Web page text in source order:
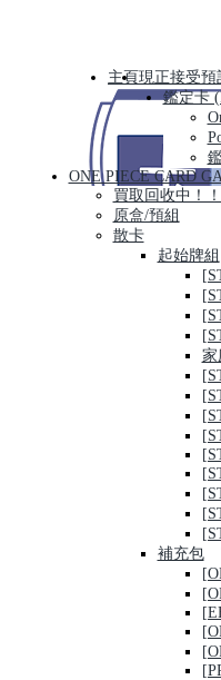
主頁現正接受預
鑑定卡
ONE PIECE CARD
買取回收中！！
原盒/預組
散卡
起始牌組
家
補充包